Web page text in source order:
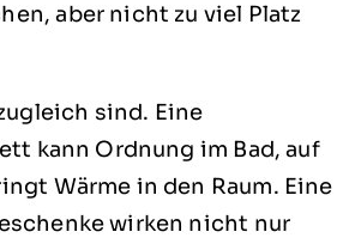
aber nicht zu viel Platz
sind. Eine
kann Ordnung im Bad, auf
Wärme in den Raum. Eine
wirken nicht nur